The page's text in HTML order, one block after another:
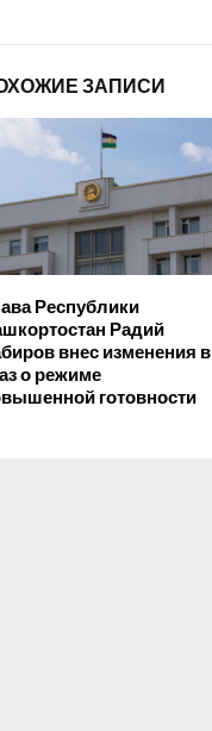
ЗАПИСИ
Республики
Радий
внес изменения в
о режиме
готовности